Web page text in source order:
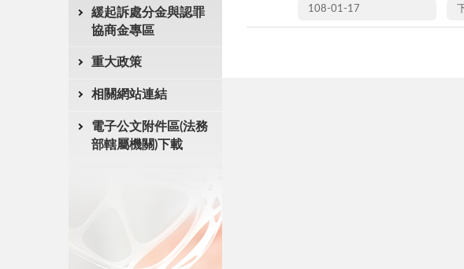
緩起訴處分金與認罪
協商金專區
重大政策
相關網站連結
電子公文附件區(法務
部轄屬機關)下載
108-01-17